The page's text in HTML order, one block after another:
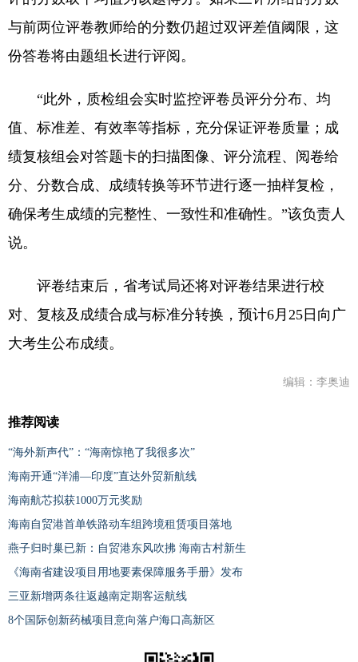
与前两位评卷教师给的分数仍超过双评差值阈限，这
份答卷将由题组长进行评阅。
“此外，质检组会实时监控评卷员评分分布、均
值、标准差、有效率等指标，充分保证评卷质量；成
绩复核组会对答题卡的扫描图像、评分流程、阅卷给
分、分数合成、成绩转换等环节进行逐一抽样复检，
确保考生成绩的完整性、一致性和准确性。”该负责人
说。
评卷结束后，省考试局还将对评卷结果进行校
对、复核及成绩合成与标准分转换，预计6月25日向广
大考生公布成绩。
编辑：李奥迪
推荐阅读
“海外新声代”：“海南惊艳了我很多次”
海南开通“洋浦—印度”直达外贸新航线
海南航芯拟获1000万元奖励
海南自贸港首单铁路动车组跨境租赁项目落地
燕子归时巢已新：自贸港东风吹拂 海南古村新生
《海南省建设项目用地要素保障服务手册》发布
三亚新增两条往返越南定期客运航线
8个国际创新药械项目意向落户海口高新区